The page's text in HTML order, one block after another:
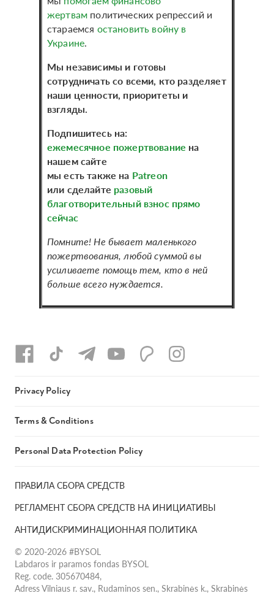
жертвам политических репрессий и
стараемся остановить войну в
Украине.
Мы независимы и готовы
сотрудничать со всеми, кто разделяет
наши ценности, приоритеты и
взгляды.
Подпишитесь на:
ежемесячное пожертвование на
нашем сайте
мы есть также на Patreon
или сделайте разовый
благотворительный взнос прямо
сейчас
Помните! Не бывает маленького
пожертвования, любой суммой вы
усиливаете помощь тем, кто в ней
больше всего нуждается.
ПРАВИЛА СБОРА СРЕДСТВ
РЕГЛАМЕНТ СБОРА СРЕДСТВ НА ИНИЦИАТИВЫ
АНТИДИСКРИМИНАЦИОННАЯ ПОЛИТИКА
© 2020-2026 #BYSOL
Labdaros ir paramos fondas BYSOL
Reg. code. 305670484,
Adress Vilniaus r. sav., Rudaminos sen., Skrabinės k., Skrabinės
Privacy Policy
Terms & Conditions
Personal Data Protection Policy